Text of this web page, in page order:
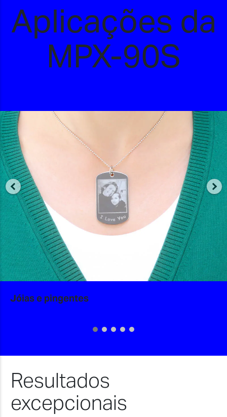
Aplicações da
MPX-90S
Jóias e pingentes
Resultados
excepcionais